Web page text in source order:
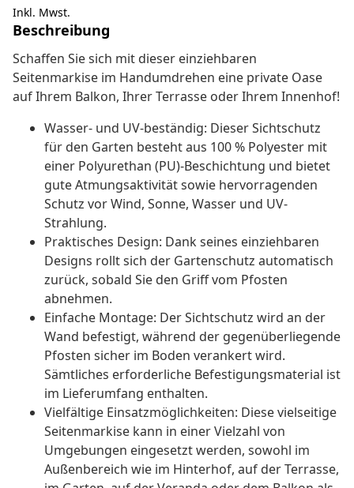
Inkl. Mwst.
Beschreibung
Schaffen Sie sich mit dieser einziehbaren
Seitenmarkise im Handumdrehen eine private Oase
auf Ihrem Balkon, Ihrer Terrasse oder Ihrem Innenhof!
Wasser- und UV-beständig: Dieser Sichtschutz
für den Garten besteht aus 100 % Polyester mit
einer Polyurethan (PU)-Beschichtung und bietet
gute Atmungsaktivität sowie hervorragenden
Schutz vor Wind, Sonne, Wasser und UV-
Strahlung.
Praktisches Design: Dank seines einziehbaren
Designs rollt sich der Gartenschutz automatisch
zurück, sobald Sie den Griff vom Pfosten
abnehmen.
Einfache Montage: Der Sichtschutz wird an der
Wand befestigt, während der gegenüberliegende
Pfosten sicher im Boden verankert wird.
Sämtliches erforderliche Befestigungsmaterial ist
im Lieferumfang enthalten.
Vielfältige Einsatzmöglichkeiten: Diese vielseitige
Seitenmarkise kann in einer Vielzahl von
Umgebungen eingesetzt werden, sowohl im
Außenbereich wie im Hinterhof, auf der Terrasse,